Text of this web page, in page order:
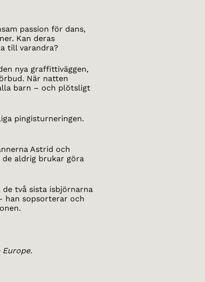
passion för dans,
Kan deras
till varandra?
nya graffittiväggen,
När natten
barn – och plötsligt
pingisturneringen.
Astrid och
aldrig brukar göra
två sista isbjörnarna
han sopsorterar och